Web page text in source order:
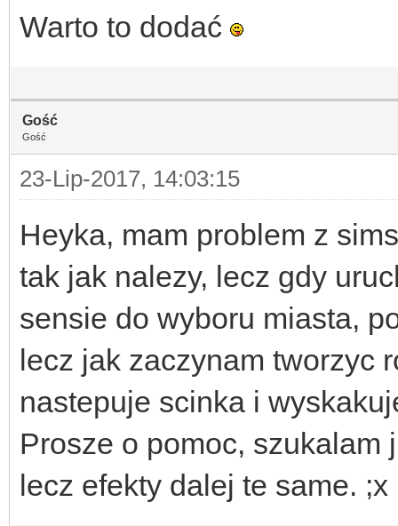
Warto to dodać
Gość
Gość
23-Lip-2017, 14:03:15
Heyka, mam problem z
tak jak nalezy, lecz gdy
sensie do wyboru miasta,
lecz jak zaczynam tworzyc
nastepuje scinka i
Prosze o pomoc, szukalam
lecz efekty dalej te same. ;x